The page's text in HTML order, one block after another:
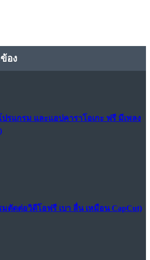
อง
ปรแกรม และแอปคาราโอเกะ ฟรี มีเพลง
มตัดต่อวิดีโอฟรี เบา ลื่น เหมือน CapCut)